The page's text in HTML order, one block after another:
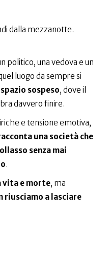
dalla mezzanotte.
politico, una vedova e un
luogo da sempre si
sospeso, dove il
davvero finire.
e tensione emotiva,
una società che
senza mai
.
vita e morte, ma
riusciamo a lasciare